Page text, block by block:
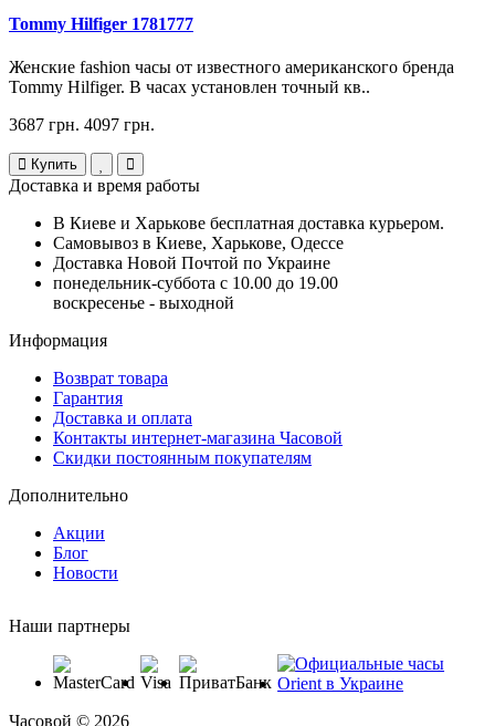
Tommy Hilfiger 1781777
Женские fashion часы от известного американского бренда
Tommy Hilfiger. В часах установлен точный кв..
3687 грн. 4097 грн.
Купить
Доставка и время работы
В Киеве и Харькове бесплатная доставка курьером.
Самовывоз в Киеве, Харькове, Одессе
Доставка Новой Почтой по Украине
понедельник-суббота с 10.00 до 19.00
воскресенье - выходной
Информация
Возврат товара
Гарантия
Доставка и оплата
Контакты интернет-магазина Часовой
Скидки постоянным покупателям
Дополнительно
Акции
Блог
Новости
Наши партнеры
Часовой © 2026